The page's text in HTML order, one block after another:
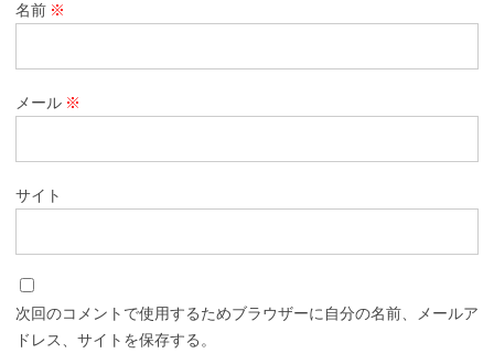
名前 ※
メール ※
サイト
次回のコメントで使用するためブラウザーに自分の名前、メールア
ドレス、サイトを保存する。